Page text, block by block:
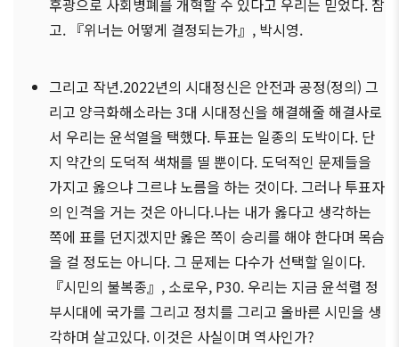
후광으로 사회병폐를 개혁할 수 있다고 우리는 믿었다. 참
고. 『위너는 어떻게 결정되는가』, 박시영.
그리고 작년.2022년의 시대정신은 안전과 공정(정의) 그
리고 양극화해소라는 3대 시대정신을 해결해줄 해결사로
서 우리는 윤석열을 택했다. 투표는 일종의 도박이다. 단
지 약간의 도덕적 색채를 띨 뿐이다. 도덕적인 문제들을
가지고 옳으냐 그르냐 노름을 하는 것이다. 그러나 투표자
의 인격을 거는 것은 아니다.나는 내가 옳다고 생각하는
쪽에 표를 던지겠지만 옳은 쪽이 승리를 해야 한다며 목슴
을 걸 정도는 아니다. 그 문제는 다수가 선택할 일이다.
『시민의 불복종』, 소로우, P30. 우리는 지금 윤석렬 정
부시대에 국가를 그리고 정치를 그리고 올바른 시민을 생
각하며 살고있다. 이것은 사실이며 역사인가?